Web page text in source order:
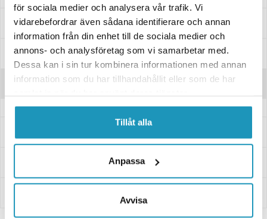
för sociala medier och analysera vår trafik. Vi
vidarebefordrar även sådana identifierare och annan
information från din enhet till de sociala medier och
annons- och analysföretag som vi samarbetar med.
Dessa kan i sin tur kombinera informationen med annan
information som du har tillhandahållit eller som de har
Tillåt alla
Anpassa
Avvisa
Passar dessa modeller
Specifikationer
Recensioner
Leverans- & Returinformation